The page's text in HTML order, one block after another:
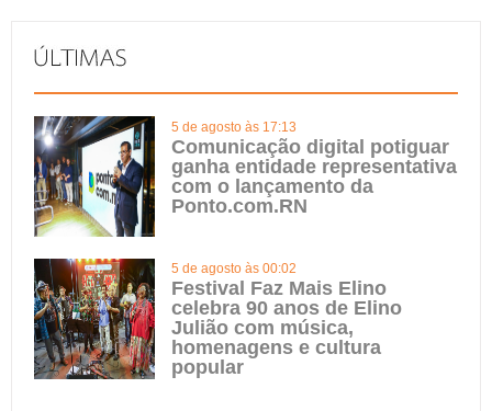
5 de agosto às 17:13
Comunicação digital potiguar
ganha entidade representativa
com o lançamento da
Ponto.com.RN
5 de agosto às 00:02
Festival Faz Mais Elino
celebra 90 anos de Elino
Julião com música,
homenagens e cultura
popular